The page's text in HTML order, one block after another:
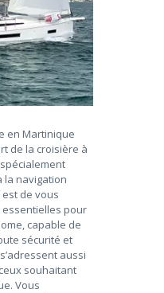
en Martinique
de la croisière à
la navigation
de vous
pour
capable de
sécurité et
aussi
souhaitant
Vous